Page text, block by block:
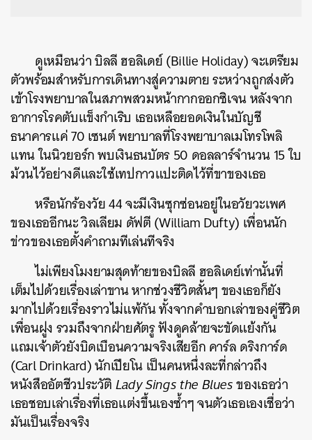
ดูเหมือนว่า บิลลี ฮอลิเดย์ (Billie Holiday) จะเตรียม
ตัวพร้อมสำหรับการเดินทางสู่ความตาย ระหว่างถูกส่งตัว
เข้าโรงพยาบาลในสภาพสวมหน้ากากออกซิเจน หลังจาก
อาการโรคตับแข็งกำเริบ เธอเหลือยอดเงินในบัญชี
ธนาคารแค่ 70 เซนต์ พยาบาลที่โรงพยาบาลเมโทรโพลิ
แทน ในนิวยอร์ก พบเงินธนบัตร 50 ดอลลาร์จำนวน 15 ใบ
ม้วนไว้อย่างดีและใช้เทปกาวแปะติดไว้ที่ขาของเธอ
หรือนักร้องวัย 44 จะมีเงินซุกซ่อนอยู่ในอวัยวะเพศ
ของเธออีกนะ วิลเลียม ดัฟตี (William Dufty) เพื่อนนัก
ข่าวของเธอตั้งคำถามทีเล่นทีจริง
ไม่เพียงโมงยามสุดท้ายของบิลลี ฮอลิเดย์เท่านั้นที่
เต็มไปด้วยเรื่องเล่าขาน หากช่วงชีวิตสั้นๆ ของเธอก็ยัง
มากไปด้วยเรื่องราวไม่แพ้กัน ทั้งจากคำบอกเล่าของคู่ชีวิต
เพื่อนฝูง รวมถึงจากฝ่ายศัตรู ฟังดูคล้ายจะขัดแย้งกัน
แถมเจ้าตัวยังบิดเบือนความจริงเสียอีก คาร์ล ดริงการ์ด
(Carl Drinkard) นักเปียโน เป็นคนหนึ่งละที่กล่าวถึง
หนังสืออัตชีวประวัติLady Sings the Bluesของเธอว่า
เธอชอบเล่าเรื่องที่เธอแต่งขึ้นเองซ้ำๆ จนตัวเธอเองเชื่อว่า
มันเป็นเรื่องจริง